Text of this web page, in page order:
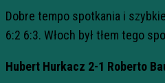
Dobre tempo spotkania i
6:2 6:3. Włoch był tłem tego
Hubert Hurkacz 2-1 Roberto